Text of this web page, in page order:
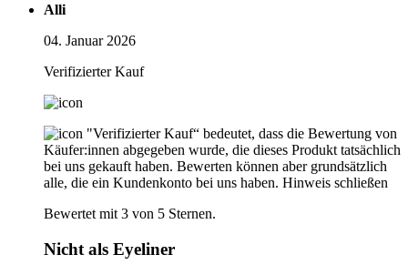
Alli
04. Januar 2026
Verifizierter Kauf
"Verifizierter Kauf“ bedeutet, dass die Bewertung von
Käufer:innen abgegeben wurde, die dieses Produkt tatsächlich
bei uns gekauft haben. Bewerten können aber grundsätzlich
alle, die ein Kundenkonto bei uns haben. Hinweis schließen
Bewertet mit 3 von 5 Sternen.
Nicht als Eyeliner